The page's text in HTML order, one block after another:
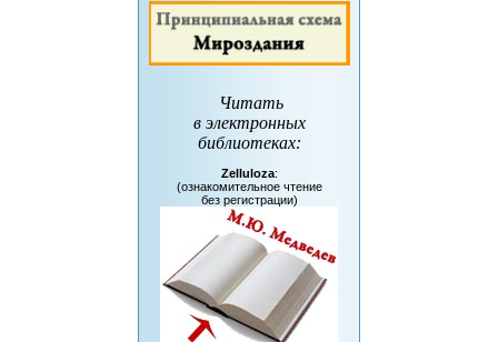
Читать
в электронных
библиотеках:
Zelluloza:
(ознакомительное чтение
без регистрации)